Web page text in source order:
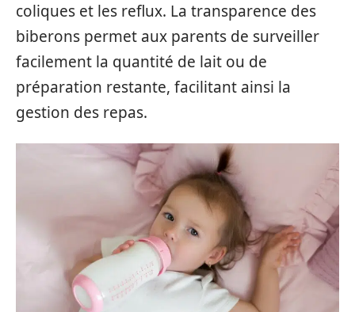
coliques et les reflux. La transparence des
biberons permet aux parents de surveiller
facilement la quantité de lait ou de
préparation restante, facilitant ainsi la
gestion des repas.